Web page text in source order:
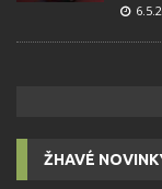
ŽHAVÉ